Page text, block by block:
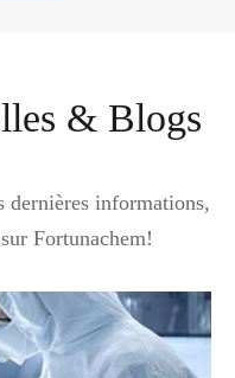
& Blogs
dernières informations,
Fortunachem!